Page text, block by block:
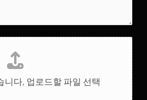
니다, 업로드할 파일 선택